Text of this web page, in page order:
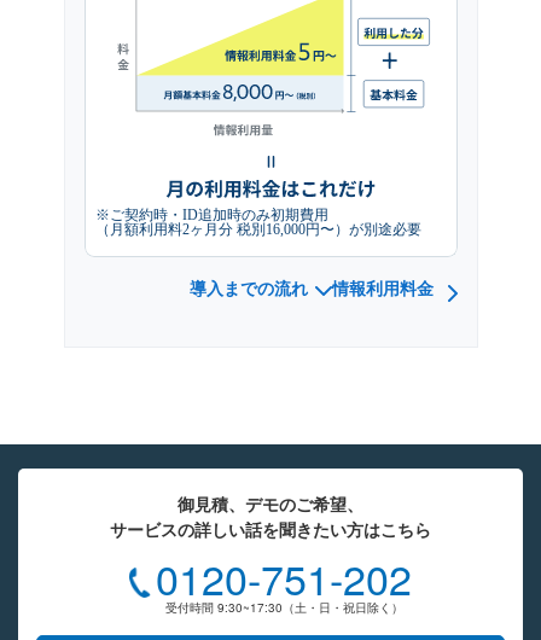
※ご契約時・ID追加時のみ初期費用
（月額利用料2ヶ月分 税別16,000円〜）が別途必要
導入までの流れ 情報利用料金
御見積、デモのご希望、
サービスの詳しい話を聞きたい方はこちら
0120-751-202
受付時間 9:30~17:30（土・日・祝日除く）